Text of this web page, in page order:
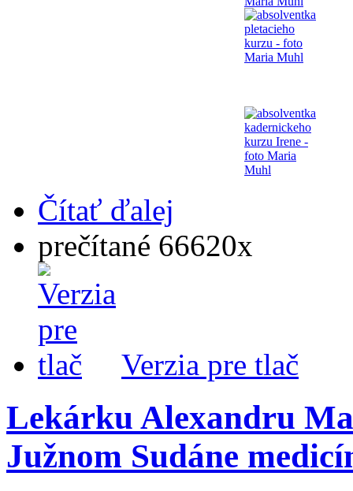
Čítať ďalej
prečítané 66620x
Verzia pre tlač
Lekárku Alexandru
Južnom Sudáne